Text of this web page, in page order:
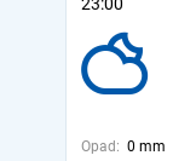
Opad: 0 mm